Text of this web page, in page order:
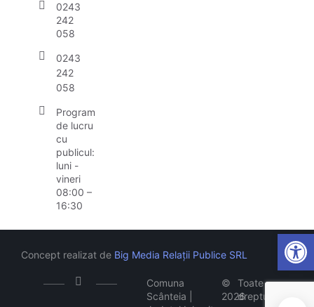
0243
242
058
0243
242
058
Program
de lucru
cu
publicul:
luni -
vineri
08:00 –
16:30
Comuna
Scânteia |
©
2026
Toate
drepturile
Concept realizat de Big Media Relații Publice SRL